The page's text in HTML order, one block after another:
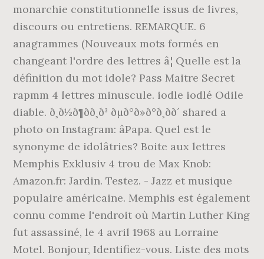
monarchie constitutionnelle issus de livres,
discours ou entretiens. REMARQUE. 6
anagrammes (Nouveaux mots formés en
changeant l'ordre des lettres â¦ Quelle est la
définition du mot idole? Pass Maitre Secret
rapmm 4 lettres minuscule. iodle iodlé Odile
diable. ð¸ð½ð¶ðð¸ð³ ðµð°ð»ð°ð¸ðð´ shared a
photo on Instagram: âPapa. Quel est le
synonyme de idolâtries? Boite aux lettres
Memphis Exklusiv 4 trou de Max Knob:
Amazon.fr: Jardin. Testez. - Jazz et musique
populaire américaine. Memphis est également
connu comme l'endroit où Martin Luther King
fut assassiné, le 4 avril 1968 au Lorraine
Motel. Bonjour, Identifiez-vous. Liste des mots